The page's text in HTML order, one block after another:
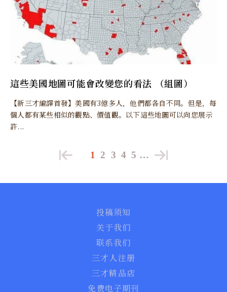
這些美國地圖可能會改變您的看法 （組圖）
【新三才編譯首發】美國有3億多人，他們都各自不同。但是，每
個人都有某些相似的觀點、價值觀。以下這些地圖可以向您展示
許...
1 2 3 4 5 …
投稿须知
关于我们
联系我们
三才人注册
三才精品店
免费电子期刊